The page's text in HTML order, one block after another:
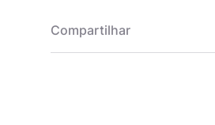
Compartilhar